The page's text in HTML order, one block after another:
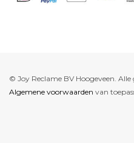
© Joy Reclame BV Hoogeveen.
Algemene voorwaarden van